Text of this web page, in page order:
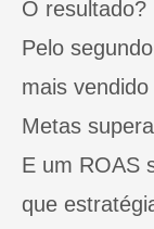
O resultado?
Pelo
mais
Metas
E um ROAS
que